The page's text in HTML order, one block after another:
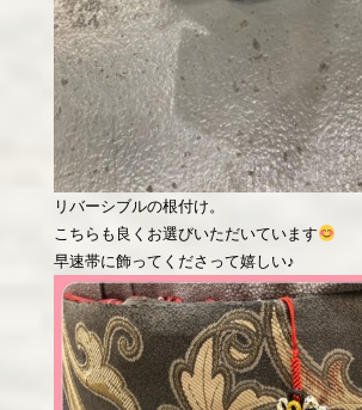
リバーシブルの根付け。
こちらも良くお選びいただいています
早速帯に飾ってくださって嬉しい♪